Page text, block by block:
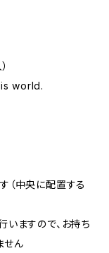
world.
（中央に配置する
いますので、お持ち
せん